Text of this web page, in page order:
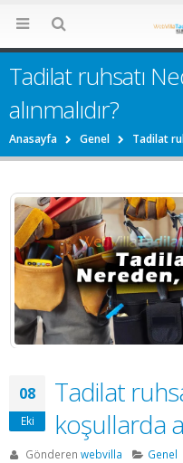
Tadilat ruhsatı
alınmalıdır?
Anasayfa Genel Tadilat
08
Eki
Tadilat
koşullarda
Gönderen webvilla
Genel